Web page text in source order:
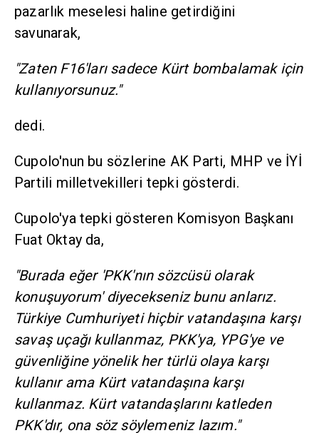
pazarlık meselesi haline getirdiğini
savunarak,
"Zaten F16'ları sadece Kürt bombalamak için
kullanıyorsunuz."
dedi.
Cupolo'nun bu sözlerine AK Parti, MHP ve İYİ
Partili milletvekilleri tepki gösterdi.
Cupolo'ya tepki gösteren Komisyon Başkanı
Fuat Oktay da,
"Burada eğer 'PKK'nın sözcüsü olarak
konuşuyorum' diyecekseniz bunu anlarız.
Türkiye Cumhuriyeti hiçbir vatandaşına karşı
savaş uçağı kullanmaz, PKK'ya, YPG'ye ve
güvenliğine yönelik her türlü olaya karşı
kullanır ama Kürt vatandaşına karşı
kullanmaz. Kürt vatandaşlarını katleden
PKK'dır, ona söz söylemeniz lazım."